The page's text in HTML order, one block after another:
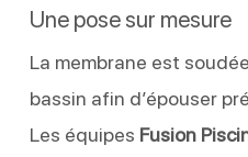
Une pose sur mesure
La membrane est
bassin afin d’épouser
Les équipes Fusion